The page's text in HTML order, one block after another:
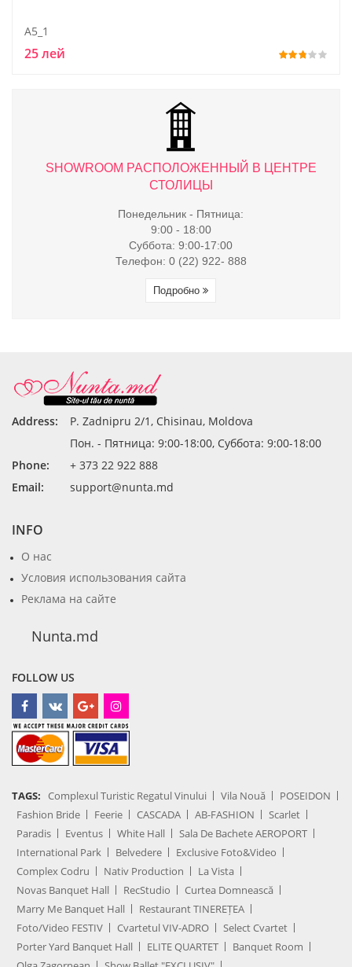
A5_1
25 лей
SHOWROOM РАСПОЛОЖЕННЫЙ В ЦЕНТРЕ
СТОЛИЦЫ
Понедельник - Пятница:
9:00 - 18:00
Суббота: 9:00-17:00
Телефон: 0 (22) 922- 888
Подробно
Address:
P. Zadnipru 2/1, Chisinau, Moldova
Пон. - Пятница: 9:00-18:00, Суббота: 9:00-18:00
Phone:
+ 373 22 922 888
Email:
support@nunta.md
INFO
О нас
Условия использования сайта
Реклама на сайте
Nunta.md
FOLLOW US
TAGS: Complexul Turistic Regatul Vinului Vila Nouă
POSEIDON
Fashion Bride
Feerie CASCADA AB-FASHION
Scarlet
Paradis
Eventus White Hall
Sala De Bachete AEROPORT
International Park
Belvedere
Exclusive Foto&Video
Complex Codru
Nativ Production
La Vista
Novas Banquet Hall
RecStudio
Curtea Domnească
Marry Me Banquet Hall
Restaurant TINEREȚEA
Foto/Video FESTIV
Cvartetul VIV-ADRO
Select Cvartet
Porter Yard Banquet Hall
ELITE QUARTET
Banquet Room